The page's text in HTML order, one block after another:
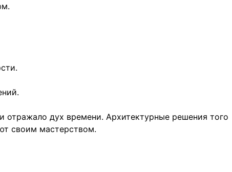
отражало дух времени. Архитектурные решения того
своим мастерством.